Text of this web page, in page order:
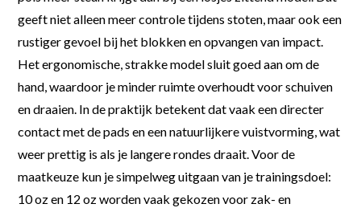
geeft niet alleen meer controle tijdens stoten, maar ook een
rustiger gevoel bij het blokken en opvangen van impact.
Het ergonomische, strakke model sluit goed aan om de
hand, waardoor je minder ruimte overhoudt voor schuiven
en draaien. In de praktijk betekent dat vaak een directer
contact met de pads en een natuurlijkere vuistvorming, wat
weer prettig is als je langere rondes draait. Voor de
maatkeuze kun je simpelweg uitgaan van je trainingsdoel:
10 oz en 12 oz worden vaak gekozen voor zak- en